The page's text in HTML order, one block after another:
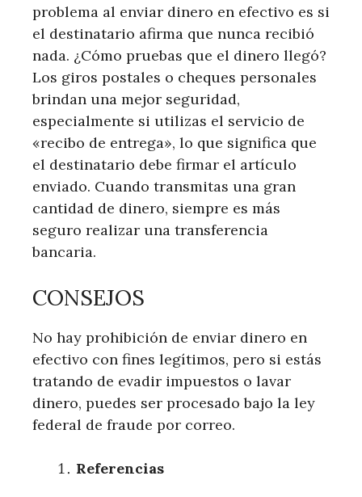
problema al enviar dinero en efectivo es si
el destinatario afirma que nunca recibió
nada. ¿Cómo pruebas que el dinero llegó?
Los giros postales o cheques personales
brindan una mejor seguridad,
especialmente si utilizas el servicio de
«recibo de entrega», lo que significa que
el destinatario debe firmar el artículo
enviado. Cuando transmitas una gran
cantidad de dinero, siempre es más
seguro realizar una transferencia
bancaria.
CONSEJOS
No hay prohibición de enviar dinero en
efectivo con fines legítimos, pero si estás
tratando de evadir impuestos o lavar
dinero, puedes ser procesado bajo la ley
federal de fraude por correo.
Referencias